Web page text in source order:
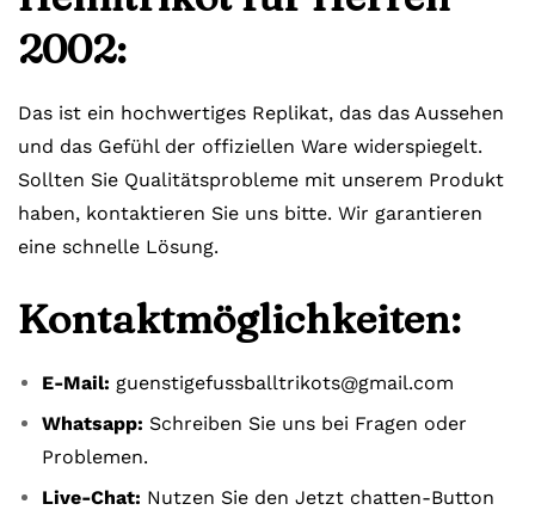
2002:
Das ist ein hochwertiges Replikat, das das Aussehen
und das Gefühl der offiziellen Ware widerspiegelt.
Sollten Sie Qualitätsprobleme mit unserem Produkt
haben, kontaktieren Sie uns bitte. Wir garantieren
eine schnelle Lösung.
Kontaktmöglichkeiten:
E-Mail: guenstigefussballtrikots@gmail.com
Whatsapp: Schreiben Sie uns bei Fragen oder
Problemen.
Live-Chat: Nutzen Sie den Jetzt chatten-Button